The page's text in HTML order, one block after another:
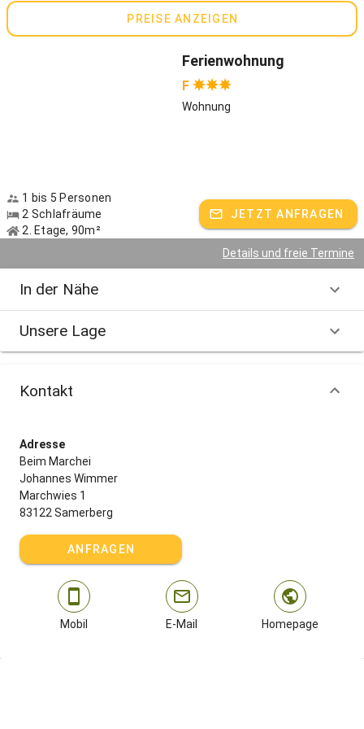
Raum zum Wohlfühlen. Eine Ruheoase mitten in der unberührten
Natur des Chiemgaus.
Deutsch, Englisch
PREISE ANZEIGEN
Ferienwohnung
F
Wohnung
1 bis 5 Personen
2 Schlafräume
2. Etage, 90m²
JETZT ANFRAGEN
Details und freie Termine
In der Nähe
Unsere Lage
Kontakt
Adresse
Beim Marchei
Johannes Wimmer
Marchwies 1
83122 Samerberg
ANFRAGEN
Mobil E-Mail Homepage